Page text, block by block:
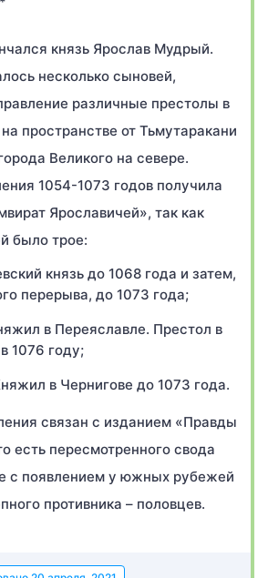
князь Ярослав Мудрый.
несколько сыновей,
различные престолы в
пространстве от Тьмутаракани
Великого на севере.
1054-1073 годов получила
Ярославичей», так как
было трое:
князь до 1068 года и затем,
перерыва, до 1073 года;
в Переяславле. Престол в
1076 году;
в Чернигове до 1073 года.
связан с изданием «Правды
есть пересмотренного свода
с появлением у южных рубежей
противника – половцев.